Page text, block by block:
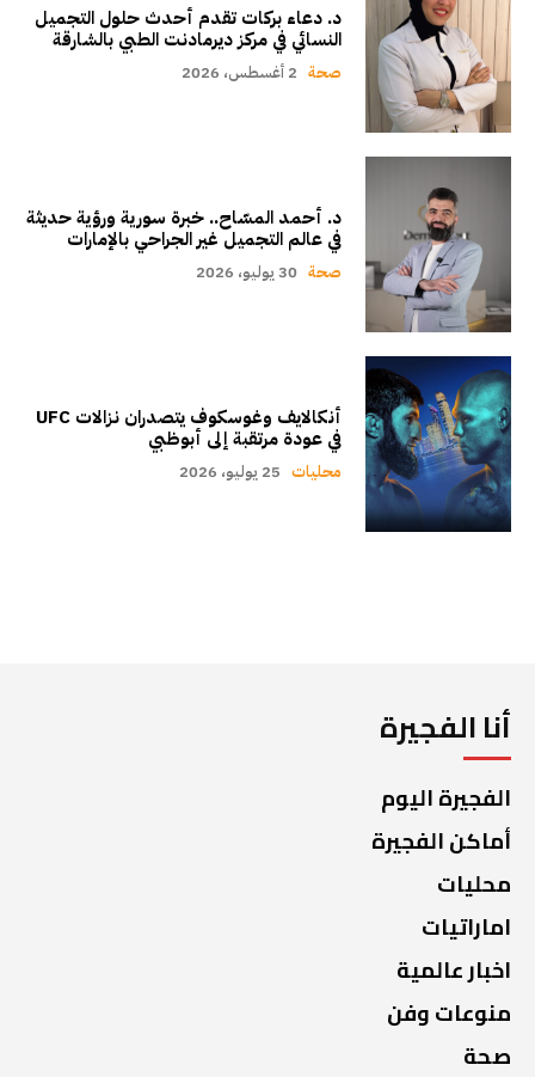
د. دعاء بركات تقدم أحدث حلول التجميل
النسائي في مركز ديرمادنت الطبي بالشارقة
صحة 2 أغسطس، 2026
د. أحمد المسّاح.. خبرة سورية ورؤية حديثة
في عالم التجميل غير الجراحي بالإمارات
صحة 30 يوليو، 2026
أنكالايف وغوسكوف يتصدران نزالات UFC
في عودة مرتقبة إلى أبوظبي
محليات 25 يوليو، 2026
أنا الفجيرة
الفجيرة اليوم
أماكن الفجيرة
محليات
اماراتيات
اخبار عالمية
منوعات وفن
صحة